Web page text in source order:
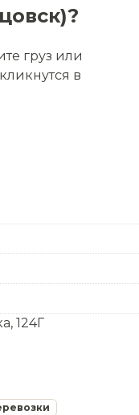
груз или
в
124Г